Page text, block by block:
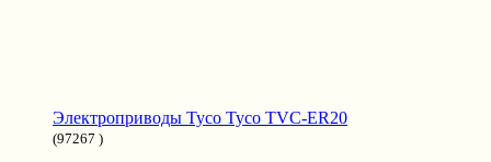
Электроприводы Tyco Tyco TVC-ER20
(97267 )